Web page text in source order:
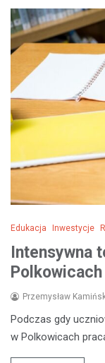
Edukacja Inwestycje
Intensywna
Przemysław
Podczas gdy
w Polkowicach